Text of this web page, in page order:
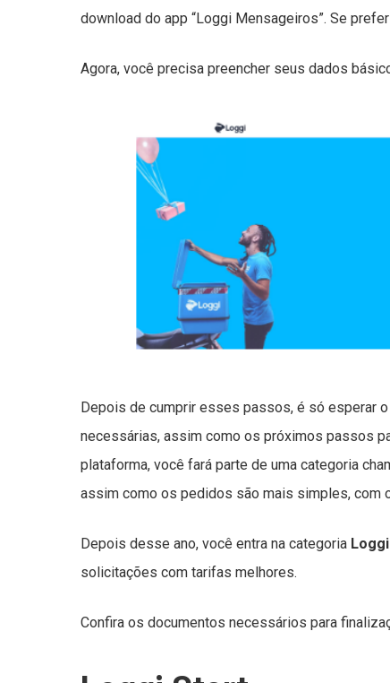
download do app “Loggi Mensageiros”. Se
Agora, você precisa preencher seus dados
Depois de cumprir esses passos, é só esperar
necessárias, assim como os próximos passos
plataforma, você fará parte de uma categoria
assim como os pedidos são mais simples, com
Depois desse ano, você entra na categoria
solicitações com tarifas melhores.
Confira os documentos necessários para